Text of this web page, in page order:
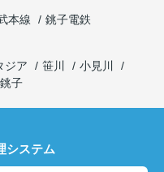
本線
銚子電鉄
ジア 笹川
小見川
銚子
システム